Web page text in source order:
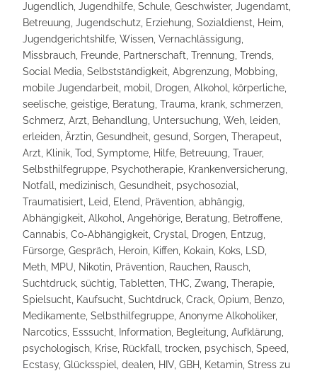
Jugendlich, Jugendhilfe, Schule, Geschwister, Jugendamt,
Betreuung, Jugendschutz, Erziehung, Sozialdienst, Heim,
Jugendgerichtshilfe, Wissen, Vernachlässigung,
Missbrauch, Freunde, Partnerschaft, Trennung, Trends,
Social Media, Selbstständigkeit, Abgrenzung, Mobbing,
mobile Jugendarbeit, mobil, Drogen, Alkohol, körperliche,
seelische, geistige, Beratung, Trauma, krank, schmerzen,
Schmerz, Arzt, Behandlung, Untersuchung, Weh, leiden,
erleiden, Ärztin, Gesundheit, gesund, Sorgen, Therapeut,
Arzt, Klinik, Tod, Symptome, Hilfe, Betreuung, Trauer,
Selbsthilfegruppe, Psychotherapie, Krankenversicherung,
Notfall, medizinisch, Gesundheit, psychosozial,
Traumatisiert, Leid, Elend, Prävention, abhängig,
Abhängigkeit, Alkohol, Angehörige, Beratung, Betroffene,
Cannabis, Co-Abhängigkeit, Crystal, Drogen, Entzug,
Fürsorge, Gespräch, Heroin, Kiffen, Kokain, Koks, LSD,
Meth, MPU, Nikotin, Prävention, Rauchen, Rausch,
Suchtdruck, süchtig, Tabletten, THC, Zwang, Therapie,
Spielsucht, Kaufsucht, Suchtdruck, Crack, Opium, Benzo,
Medikamente, Selbsthilfegruppe, Anonyme Alkoholiker,
Narcotics, Esssucht, Information, Begleitung, Aufklärung,
psychologisch, Krise, Rückfall, trocken, psychisch, Speed,
Ecstasy, Glücksspiel, dealen, HIV, GBH, Ketamin, Stress zu